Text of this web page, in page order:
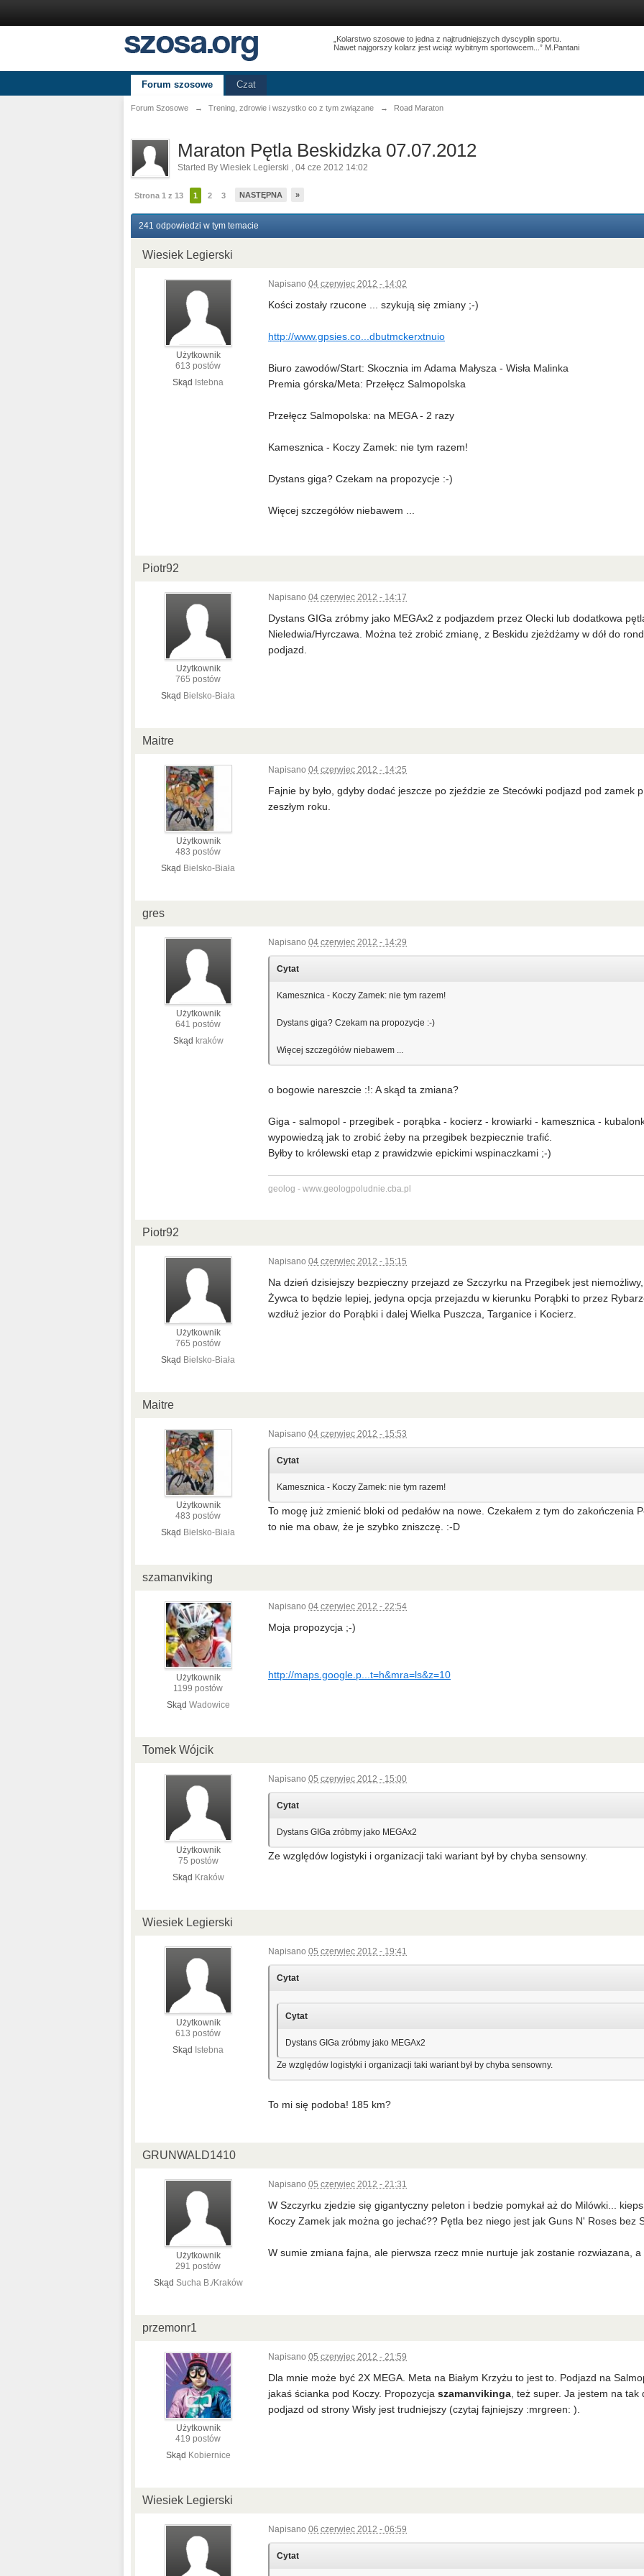
„Kolarstwo szosowe to jedna z najtrudniejszych dyscyplin sportu.
Nawet najgorszy kolarz jest wciąż wybitnym sportowcem...” M.Pantani
Forum szosowe Czat
Forum Szosowe → Trening, zdrowie i wszystko co z tym związane → Road Maraton
Maraton Pętla Beskidzka 07.07.2012
Started By Wiesiek Legierski , 04 cze 2012 14:02
Strona 1 z 13 1 2 3 NASTĘPNA »
241 odpowiedzi w tym temacie
Wiesiek Legierski
Użytkownik
613 postów
Skąd Istebna
Napisano 04 czerwiec 2012 - 14:02
Kości zostały rzucone ... szykują się zmiany ;-)
http://www.gpsies.co...dbutmckerxtnuio
Biuro zawodów/Start: Skocznia im Adama Małysza - Wisła Malinka
Premia górska/Meta: Przełęcz Salmopolska
Przełęcz Salmopolska: na MEGA - 2 razy
Kamesznica - Koczy Zamek: nie tym razem!
Dystans giga? Czekam na propozycje :-)
Więcej szczegółów niebawem ...
Piotr92
Użytkownik
765 postów
Skąd Bielsko-Biała
Napisano 04 czerwiec 2012 - 14:17
Dystans GIGa zróbmy jako MEGAx2 z podjazdem przez Olecki lub dodatkowa
Nieledwia/Hyrczawa. Można też zrobić zmianę, z Beskidu zjeżdżamy w dół do
podjazd.
Maitre
Użytkownik
483 postów
Skąd Bielsko-Biała
Napisano 04 czerwiec 2012 - 14:25
Fajnie by było, gdyby dodać jeszcze po zjeździe ze Stecówki podjazd pod zamek
zeszłym roku.
gres
Użytkownik
641 postów
Skąd kraków
Napisano 04 czerwiec 2012 - 14:29
Cytat
Kamesznica - Koczy Zamek: nie tym razem!
Dystans giga? Czekam na propozycje :-)
Więcej szczegółów niebawem ...
o bogowie nareszcie :!: A skąd ta zmiana?
Giga - salmopol - przegibek - porąbka - kocierz - krowiarki - kamesznica -
wypowiedzą jak to zrobić żeby na przegibek bezpiecznie trafić.
Byłby to królewski etap z prawidzwie epickimi wspinaczkami ;-)
geolog - www.geologpoludnie.cba.pl
Piotr92
Użytkownik
765 postów
Skąd Bielsko-Biała
Napisano 04 czerwiec 2012 - 15:15
Na dzień dzisiejszy bezpieczny przejazd ze Szczyrku na Przegibek jest
Żywca to będzie lepiej, jedyna opcja przejazdu w kierunku Porąbki to przez
wzdłuż jezior do Porąbki i dalej Wielka Puszcza, Targanice i Kocierz.
Maitre
Użytkownik
483 postów
Skąd Bielsko-Biała
Napisano 04 czerwiec 2012 - 15:53
Cytat
Kamesznica - Koczy Zamek: nie tym razem!
To mogę już zmienić bloki od pedałów na nowe. Czekałem z tym do zakończenia
to nie ma obaw, że je szybko zniszczę. :-D
szamanviking
Użytkownik
1199 postów
Skąd Wadowice
Napisano 04 czerwiec 2012 - 22:54
Moja propozycja ;-)
http://maps.google.p...t=h&mra=ls&z=10
Tomek Wójcik
Użytkownik
75 postów
Skąd Kraków
Napisano 05 czerwiec 2012 - 15:00
Cytat
Dystans GIGa zróbmy jako MEGAx2
Ze względów logistyki i organizacji taki wariant był by chyba sensowny.
Wiesiek Legierski
Użytkownik
613 postów
Skąd Istebna
Napisano 05 czerwiec 2012 - 19:41
Cytat
Cytat
Dystans GIGa zróbmy jako MEGAx2
Ze względów logistyki i organizacji taki wariant był by chyba sensowny.
To mi się podoba! 185 km?
GRUNWALD1410
Użytkownik
291 postów
Skąd Sucha B./Kraków
Napisano 05 czerwiec 2012 - 21:31
W Szczyrku zjedzie się gigantyczny peleton i bedzie pomykał aż do Milówki...
Koczy Zamek jak można go jechać?? Pętla bez niego jest jak Guns N' Roses bez
W sumie zmiana fajna, ale pierwsza rzecz mnie nurtuje jak zostanie rozwiazana, a
przemonr1
Użytkownik
419 postów
Skąd Kobiernice
Napisano 05 czerwiec 2012 - 21:59
Dla mnie może być 2X MEGA. Meta na Białym Krzyżu to jest to. Podjazd na
jakaś ścianka pod Koczy. Propozycja szamanvikinga , też super. Ja jestem na
podjazd od strony Wisły jest trudniejszy (czytaj fajniejszy :mrgreen: ).
Wiesiek Legierski
Napisano 06 czerwiec 2012 - 06:59
Cytat